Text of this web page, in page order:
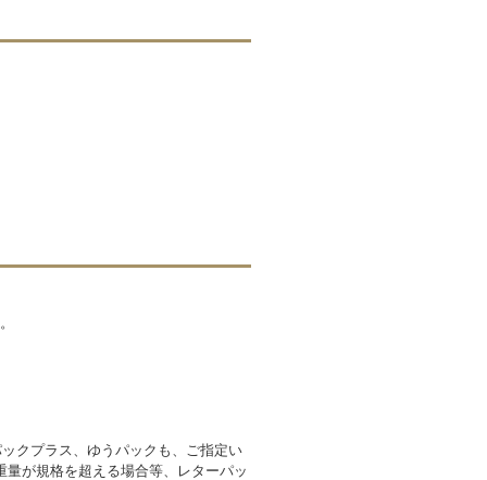
クプラス、ゆうパックも、ご指定い
が規格を超える場合等、レターパッ